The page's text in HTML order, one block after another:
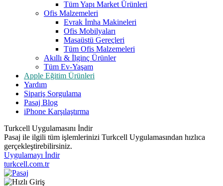
Tüm Yapı Market Ürünleri
Ofis Malzemeleri
Evrak İmha Makineleri
Ofis Mobilyaları
Masaüstü Gereçleri
Tüm Ofis Malzemeleri
Akıllı & İlginç Ürünler
Tüm Ev-Yaşam
Apple Eğitim Ürünleri
Yardım
Sipariş Sorgulama
Pasaj Blog
iPhone Karşılaştırma
Turkcell Uygulamasını İndir
Pasaj ile ilgili tüm işlemlerinizi Turkcell Uygulamasından hızlıca
gerçekleştirebilirsiniz.
Uygulamayı İndir
turkcell.com.tr